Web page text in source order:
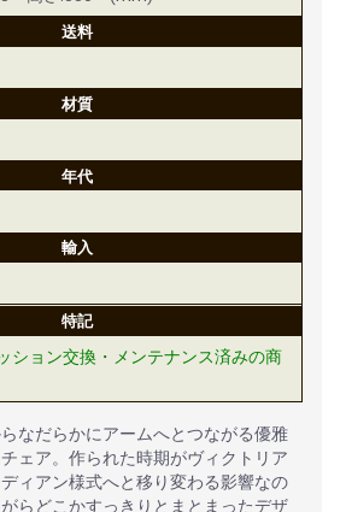
送料
材質
年代
輸入
特記
ション交換・メンテナンス済みの商
なだらかにアームへとつながる優雅
ェア。作られた時期がヴィクトリア
ィアン様式へと移り変わる影響なの
らどこかすっきりとまとまったデザ